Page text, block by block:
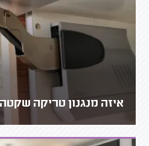
איזה מנגנון טריקה